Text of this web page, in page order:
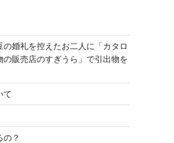
の婚礼を控えたお二人に「カタロ
の販売店のすぎうら」で引出物を
て
の？